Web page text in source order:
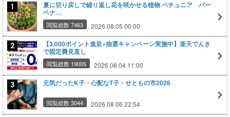
夏に切り戻しで繰り返し花を咲かせる植物 ペチュニア バー
ベナ…
閲覧総数 7463 2026.08.05 00:00
【3,000ポイント進呈×抽選キャンペーン実施中】楽天でんき
で固定費見直し
閲覧総数 19005 2026.08.04 11:00
元気だったK子・心配なT子・せともの市2026
閲覧総数 3044 2026.08.06 22:54